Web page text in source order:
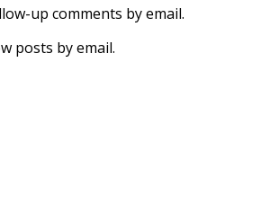
up comments by email.
posts by email.